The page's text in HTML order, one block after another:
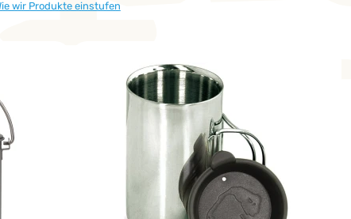
wir Produkte einstufen